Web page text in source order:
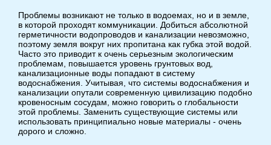
Проблемы возникают не только в водоемах, но и в земле,
в которой проходят коммуникации. Добиться абсолютной
герметичности водопроводов и канализации невозможно,
поэтому земля вокруг них пропитана как губка этой водой.
Часто это приводит к очень серьезным экологическим
проблемам, повышается уровень грунтовых вод,
канализационные воды попадают в систему
водоснабжения. Учитывая, что системы водоснабжения и
канализации опутали современную цивилизацию подобно
кровеносным сосудам, можно говорить о глобальности
этой проблемы. Заменить существующие системы или
использовать принципиально новые материалы - очень
дорого и сложно.